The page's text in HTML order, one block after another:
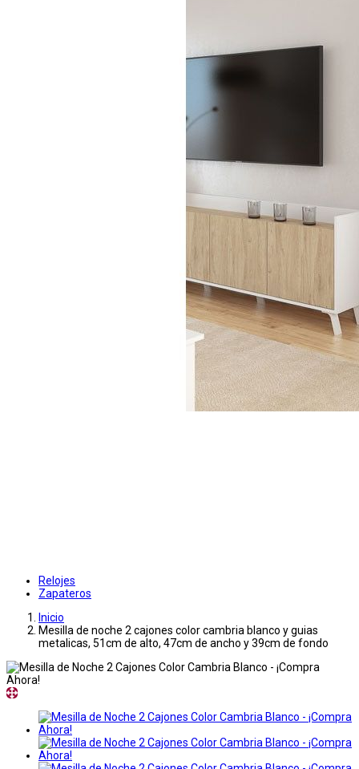
Relojes
Zapateros
Inicio
Mesilla de noche 2 cajones color cambria blanco y guias
metalicas, 51cm de alto, 47cm de ancho y 39cm de fondo